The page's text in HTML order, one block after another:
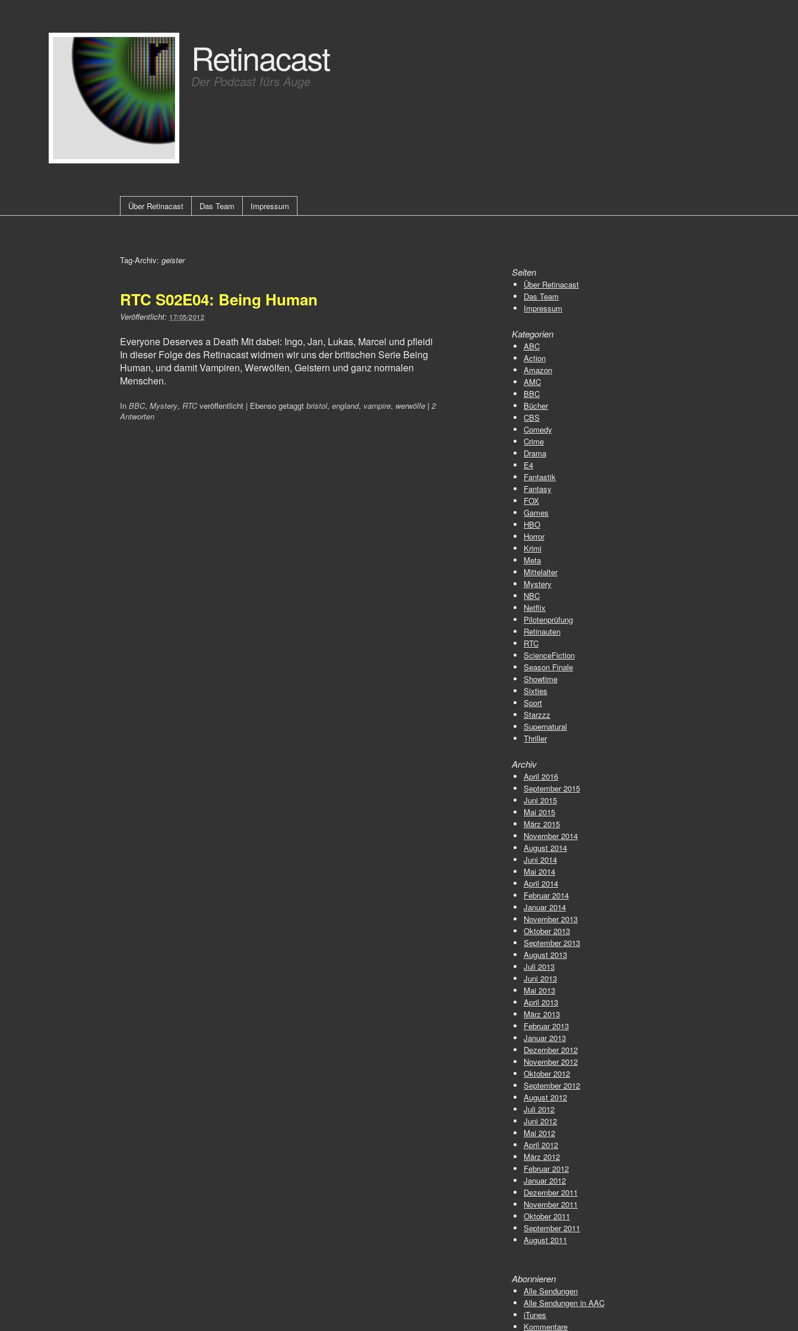
Retinacast
Der Podcast fürs Auge
Über Retinacast Das Team Impressum
Tag-Archiv: geister
RTC S02E04: Being Human
Veröffentlicht: 17/05/2012
Everyone Deserves a Death Mit dabei: Ingo, Jan, Lukas, Marcel und pfleidi
In dieser Folge des Retinacast widmen wir uns der britischen Serie Being
Human, und damit Vampiren, Werwölfen, Geistern und ganz normalen
Menschen.
In BBC, Mystery, RTCveröffentlicht | Ebenso getaggt bristol, england, vampire, werwölfe | 2
Antworten
Seiten
Über Retinacast
Das Team
Impressum
Kategorien
ABC
Action
Amazon
AMC
BBC
Bücher
CBS
Comedy
Crime
Drama
E4
Fantastik
Fantasy
FOX
Games
HBO
Horror
Krimi
Meta
Mittelalter
Mystery
NBC
Netflix
Pilotenprüfung
Retinauten
RTC
ScienceFiction
Season Finale
Showtime
Sixties
Sport
Starzzz
Supernatural
Thriller
Archiv
April 2016
September 2015
Juni 2015
Mai 2015
März 2015
November 2014
August 2014
Juni 2014
Mai 2014
April 2014
Februar 2014
Januar 2014
November 2013
Oktober 2013
September 2013
August 2013
Juli 2013
Juni 2013
Mai 2013
April 2013
März 2013
Februar 2013
Januar 2013
Dezember 2012
November 2012
Oktober 2012
September 2012
August 2012
Juli 2012
Juni 2012
Mai 2012
April 2012
März 2012
Februar 2012
Januar 2012
Dezember 2011
November 2011
Oktober 2011
September 2011
August 2011
Abonnieren
Alle Sendungen
Alle Sendungen in AAC
iTunes
Kommentare